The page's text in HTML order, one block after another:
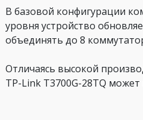
В базовой конфигурации
уровня устройство
объединять до 8
Отличаясь высокой
TP-Link T3700G-28TQ